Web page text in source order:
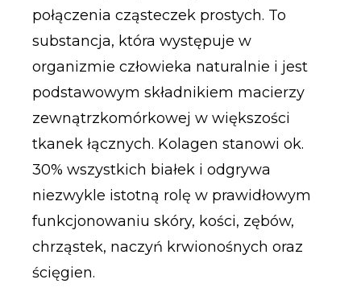
połączenia cząsteczek prostych. To
substancja, która występuje w
organizmie człowieka naturalnie i jest
podstawowym składnikiem macierzy
zewnątrzkomórkowej w większości
tkanek łącznych. Kolagen stanowi ok.
30% wszystkich białek i odgrywa
niezwykle istotną rolę w prawidłowym
funkcjonowaniu skóry, kości, zębów,
chrząstek, naczyń krwionośnych oraz
ścięgien.